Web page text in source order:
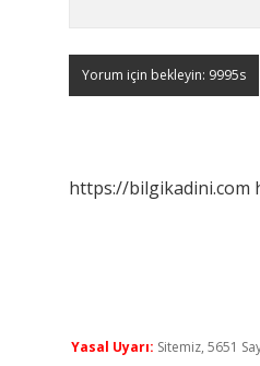
https://bilgikadini.com
Yasal Uyarı: Sitemiz, 5651